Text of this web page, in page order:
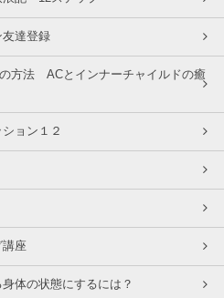
達登録
方法 ACとインナーチャイルドの癒
ョン１２
座
体の状態にするには？